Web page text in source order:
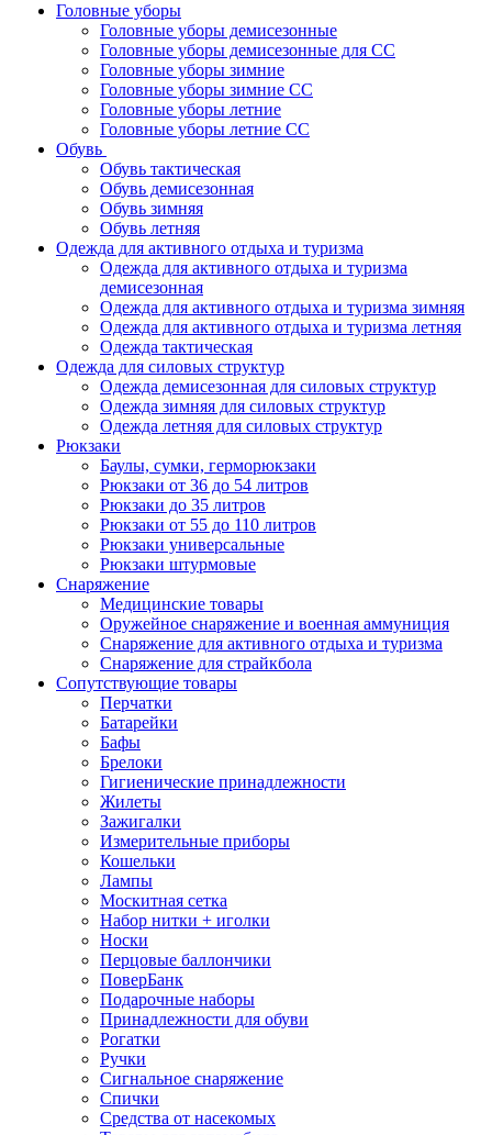
Головные уборы
Головные уборы демисезонные
Головные уборы демисезонные для СС
Головные уборы зимние
Головные уборы зимние СС
Головные уборы летние
Головные уборы летние СС
Обувь
Обувь тактическая
Обувь демисезонная
Обувь зимняя
Обувь летняя
Одежда для активного отдыха и туризма
Одежда для активного отдыха и туризма
демисезонная
Одежда для активного отдыха и туризма зимняя
Одежда для активного отдыха и туризма летняя
Одежда тактическая
Одежда для силовых структур
Одежда демисезонная для силовых структур
Одежда зимняя для силовых структур
Одежда летняя для силовых структур
Рюкзаки
Баулы, сумки, герморюкзаки
Рюкзаки от 36 до 54 литров
Рюкзаки до 35 литров
Рюкзаки от 55 до 110 литров
Рюкзаки универсальные
Рюкзаки штурмовые
Снаряжение
Медицинские товары
Оружейное снаряжение и военная аммуниция
Снаряжение для активного отдыха и туризма
Снаряжение для страйкбола
Сопутствующие товары
Перчатки
Батарейки
Бафы
Брелоки
Гигиенические принадлежности
Жилеты
Зажигалки
Измерительные приборы
Кошельки
Лампы
Москитная сетка
Набор нитки + иголки
Носки
Перцовые баллончики
ПоверБанк
Подарочные наборы
Принадлежности для обуви
Рогатки
Ручки
Сигнальное снаряжение
Спички
Средства от насекомых